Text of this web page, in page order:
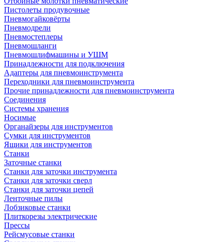
Пистолеты продувочные
Пневмогайковёрты
Пневмодрели
Пневмостеплеры
Пневмошланги
Пневмошлифмашины и УШМ
Принадлежности для подключения
Адаптеры для пневмоинструмента
Переходники для пневмоинструмента
Прочие принадлежности для пневмоинструмента
Соединения
Системы хранения
Носимые
Органайзеры для инструментов
Сумки для инструментов
Ящики для инструментов
Станки
Заточные станки
Станки для заточки инструмента
Станки для заточки сверл
Станки для заточки цепей
Ленточные пилы
Лобзиковые станки
Плиткорезы электрические
Прессы
Рейсмусовые станки